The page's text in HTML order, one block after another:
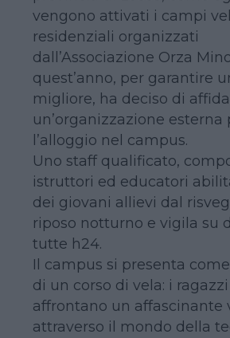
vengono attivati i campi
residenziali organizzati
dall’Associazione Orza
quest’anno, per garantire
migliore, ha deciso di
un’organizzazione esterna
l’alloggio nel campus.
Uno staff qualificato,
istruttori ed educatori
dei giovani allievi dal
riposo notturno e vigila su
tutte h24.
Il campus si presenta
di un corso di vela: i
affrontano un affascinante
attraverso il mondo della